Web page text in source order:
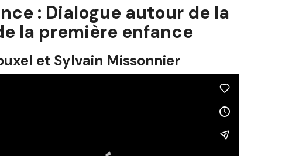
: Dialogue autour de la
la première enfance
et Sylvain Missonnier